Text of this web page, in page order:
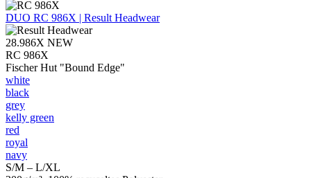
DUO RC 986X | Result Headwear
28.986X NEW
RC 986X
Fischer Hut "Bound Edge"
white
black
grey
kelly green
red
royal
navy
S/M – L/XL